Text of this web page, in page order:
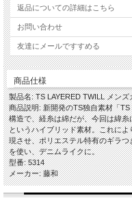
返品についての詳細はこちら
お問い合わせ
友達にメールですすめる
商品仕様
製品名: TS LAYERED TWILL メンズ
商品説明: 新開発のTS独自素材「
構造で、経糸は綿だが、今回は緯
というハイブリッド素材。これに
現させ、ポリエステル特有のギラ
を使い、デニムライクに。
型番: 5314
メーカー: 藤和